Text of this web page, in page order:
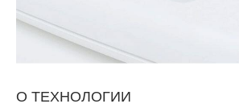
О ТЕХНОЛОГИИ